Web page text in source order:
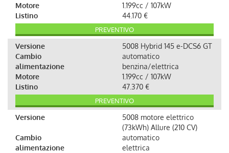
Motore
1.199cc / 107kW
Listino
44.170 €
PREVENTIVO
Versione
5008 Hybrid 145 e-DCS6 GT
Cambio
automatico
alimentazione
benzina/elettrica
Motore
1.199cc / 107kW
Listino
47.370 €
PREVENTIVO
Versione
5008 motore elettrico
(73kWh) Allure (210 CV)
Cambio
automatico
alimentazione
elettrica